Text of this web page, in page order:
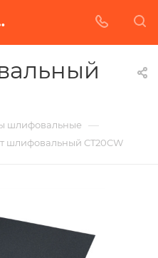
Абразивного Завода
шлифовальные —
шлифовальный CT20CW